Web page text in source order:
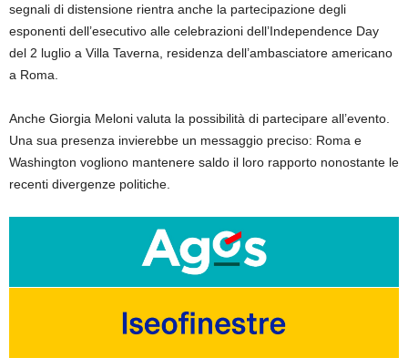
segnali di distensione rientra anche la partecipazione degli
esponenti dell’esecutivo alle celebrazioni dell’Independence Day
del 2 luglio a Villa Taverna, residenza dell’ambasciatore americano
a Roma.
Anche Giorgia Meloni valuta la possibilità di partecipare all’evento.
Una sua presenza invierebbe un messaggio preciso: Roma e
Washington vogliono mantenere saldo il loro rapporto nonostante le
recenti divergenze politiche.